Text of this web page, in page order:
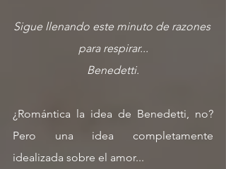
Sigue llenando este minuto de razones
para respirar...
Benedetti.
¿Romántica la idea de Benedetti, no?
Pero una idea completamente
idealizada sobre el amor...